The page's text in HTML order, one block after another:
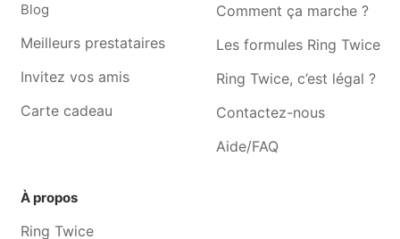
Informaticien Ebly
Informaticien Witry
Informaticien Juseret
Informaticien Fauvillers
Informaticien Tintange
Blog
Meilleurs prestataires
Invitez vos amis
Carte cadeau
Comment ça marche ?
Les formules Ring Twice
Ring Twice, c’est légal ?
Contactez-nous
Aide/FAQ
À propos
Ring Twice